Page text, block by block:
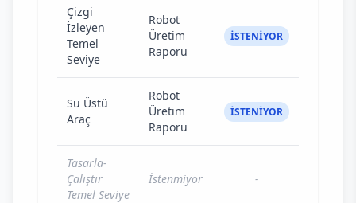
Çizgi
İzleyen
Temel
Seviye
Robot
Üretim
Raporu
İSTENİYOR
Su Üstü
Araç
Robot
Üretim
Raporu
İSTENİYOR
Tasarla-
Çalıştır
Temel Seviye
İstenmiyor -